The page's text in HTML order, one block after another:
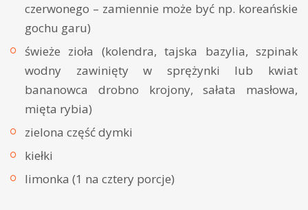
czerwonego – zamiennie może być np. koreańskie
gochu garu)
świeże zioła (kolendra, tajska bazylia, szpinak
wodny zawinięty w sprężynki lub kwiat
bananowca drobno krojony, sałata masłowa,
mięta rybia)
zielona część dymki
kiełki
limonka (1 na cztery porcje)